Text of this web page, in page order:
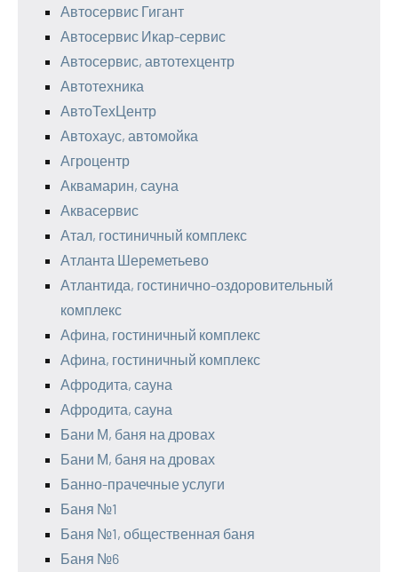
Автосервис Гигант
Автосервис Икар-сервис
Автосервис, автотехцентр
Автотехника
АвтоТехЦентр
Автохаус, автомойка
Агроцентр
Аквамарин, сауна
Аквасервис
Атал, гостиничный комплекс
Атланта Шереметьево
Атлантида, гостинично-оздоровительный
комплекс
Афина, гостиничный комплекс
Афина, гостиничный комплекс
Афродита, сауна
Афродита, сауна
Бани М, баня на дровах
Бани М, баня на дровах
Банно-прачечные услуги
Баня №1
Баня №1, общественная баня
Баня №6